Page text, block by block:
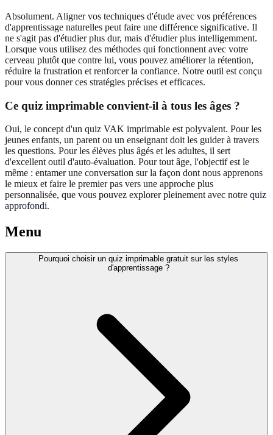
Absolument. Aligner vos techniques d'étude avec vos préférences
d'apprentissage naturelles peut faire une différence significative. Il
ne s'agit pas d'étudier plus dur, mais d'étudier plus intelligemment.
Lorsque vous utilisez des méthodes qui fonctionnent avec votre
cerveau plutôt que contre lui, vous pouvez améliorer la rétention,
réduire la frustration et renforcer la confiance. Notre outil est conçu
pour vous donner ces stratégies précises et efficaces.
Ce quiz imprimable convient-il à tous les âges ?
Oui, le concept d'un quiz VAK imprimable est polyvalent. Pour les
jeunes enfants, un parent ou un enseignant doit les guider à travers
les questions. Pour les élèves plus âgés et les adultes, il sert
d'excellent outil d'auto-évaluation. Pour tout âge, l'objectif est le
même : entamer une conversation sur la façon dont nous apprenons
le mieux et faire le premier pas vers une approche plus
personnalisée, que vous pouvez explorer pleinement avec notre quiz
approfondi.
Menu
Pourquoi choisir un quiz imprimable gratuit sur les styles
d'apprentissage ?